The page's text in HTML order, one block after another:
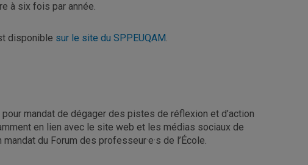
à six fois par année.
disponible sur le site du SPPEUQAM.
mandat de dégager des pistes de réflexion et d’action
en lien avec le site web et les médias sociaux de
du Forum des professeur·e·s de l’École.